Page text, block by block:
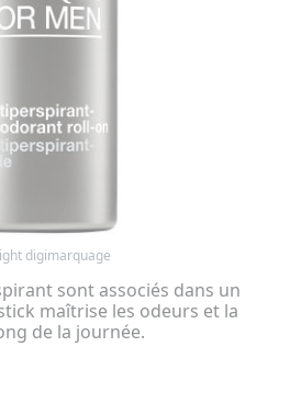
digimarquage
sont associés dans un
maîtrise les odeurs et la
de la journée.